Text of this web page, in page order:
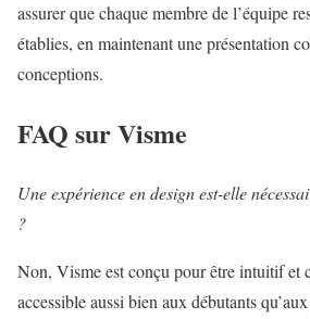
assurer que chaque membre de l’équipe
établies, en maintenant une présentation
conceptions.
FAQ sur Visme
Une expérience en design est-elle
?
Non, Visme est conçu pour être intuitif et
accessible aussi bien aux débutants